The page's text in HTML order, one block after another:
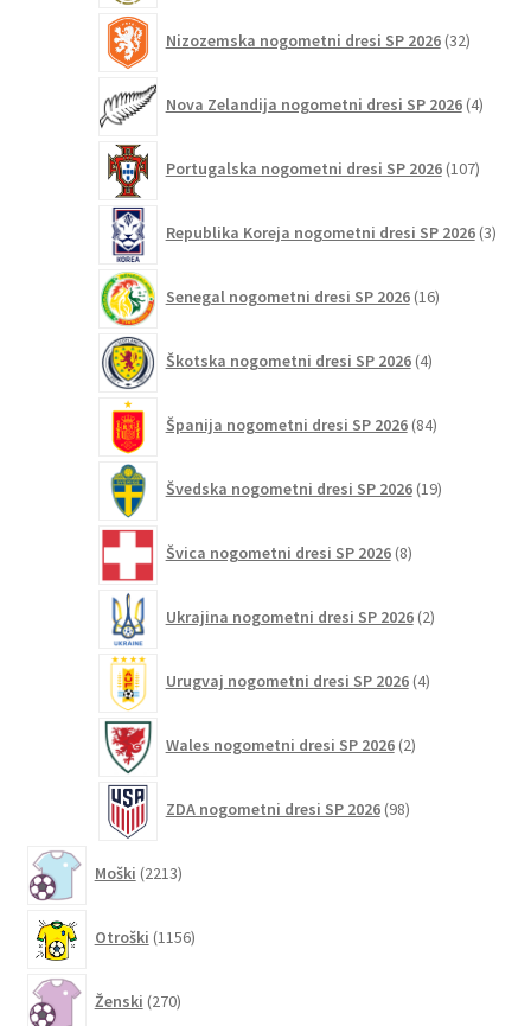
Nizozemska nogometni dresi SP 2026 32izdelkov
Nova Zelandija nogometni dresi SP 2026 4izdelki
Portugalska nogometni dresi SP 2026 107
Republika Koreja nogometni dresi SP 2026 3
Senegal nogometni dresi SP 2026 16izdelkov
Škotska nogometni dresi SP 2026 4izdelki
Španija nogometni dresi SP 2026 84izdelkov
Švedska nogometni dresi SP 2026 19izdelkov
Švica nogometni dresi SP 2026 8izdelkov
Ukrajina nogometni dresi SP 2026 2izdelka
Urugvaj nogometni dresi SP 2026 4izdelki
Wales nogometni dresi SP 2026 2izdelka
ZDA nogometni dresi SP 2026 98izdelkov
Moški 2213izdelkov
Otroški 1156izdelkov
Ženski 270izdelkov